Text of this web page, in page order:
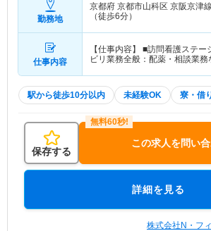
勤務地
京都府 京都市山科区 京阪京津
（徒歩6分）
仕事内容
【仕事内容】 ■訪問看護ステ
ビリ業務全般：配薬・相談業
駅から徒歩10分以内 未経験OK 寮・借
保存する
この求人を問い
詳細を見る
株式会社N・フ